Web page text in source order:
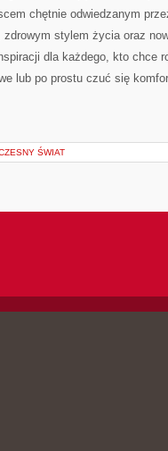
chętnie odwiedzanym
stylem życia oraz
dla każdego, kto chce
lub po prostu czuć się
ŚWIAT